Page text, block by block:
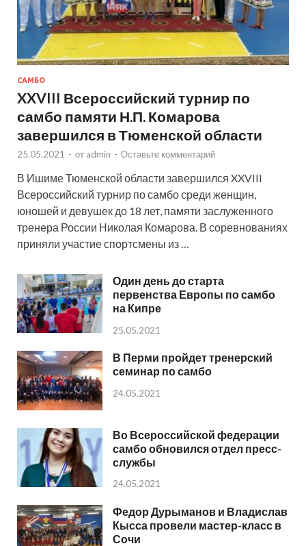
САМБО
XXVIII Всероссийский турнир по
самбо памяти Н.П. Комарова
завершился в Тюменской области
25.05.2021 - от admin - Оставьте комментарий
В Ишиме Тюменской области завершился XXVIII
Всероссийский турнир по самбо среди женщин,
юношей и девушек до 18 лет, памяти заслуженного
тренера России Николая Комарова. В соревнованиях
приняли участие спортсмены из …
Один день до старта
первенства Европы по самбо
на Кипре
25.05.2021
В Перми пройдет тренерский
семинар по самбо
24.05.2021
Во Всероссийской федерации
самбо обновился отдел пресс-
службы
24.05.2021
Федор Дурыманов и Владислав
Кысса провели мастер-класс в
Сочи